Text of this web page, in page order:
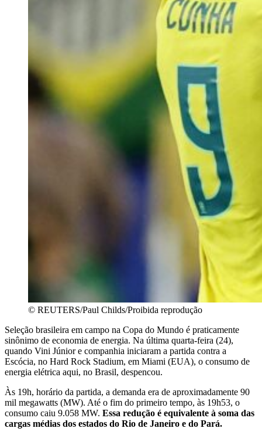
© REUTERS/Paul Childs/Proibida reprodução
Seleção brasileira em campo na Copa do Mundo é praticamente
sinônimo de economia de energia. Na última quarta-feira (24),
quando Vini Júnior e companhia iniciaram a partida contra a
Escócia, no Hard Rock Stadium, em Miami (EUA), o consumo de
energia elétrica aqui, no Brasil, despencou.
Às 19h, horário da partida, a demanda era de aproximadamente 90
mil megawatts (MW). Até o fim do primeiro tempo, às 19h53, o
consumo caiu 9.058 MW. Essa redução é equivalente à soma das
cargas médias dos estados do Rio de Janeiro e do Pará.